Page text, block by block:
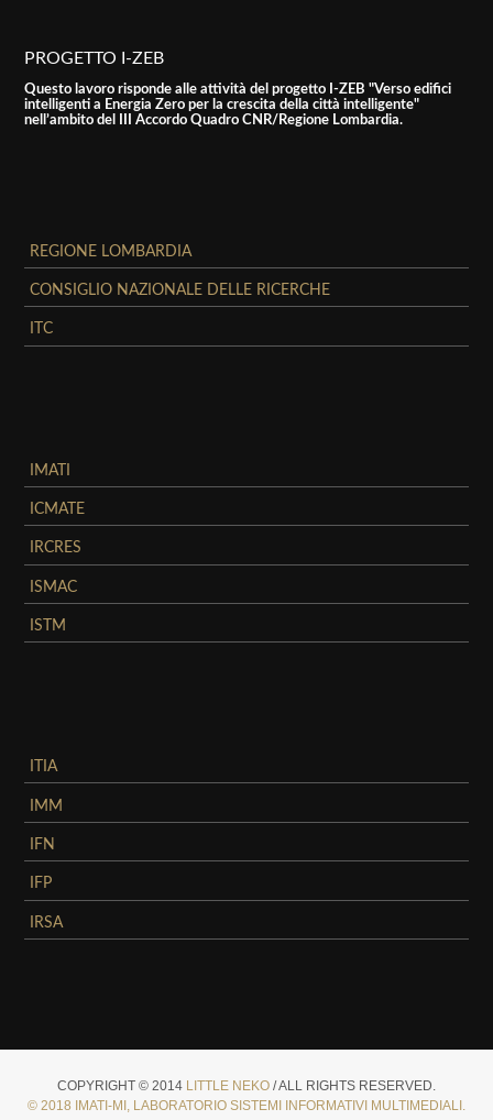
PROGETTO I-ZEB
Questo lavoro risponde alle attività del progetto I-ZEB "Verso edifici
intelligenti a Energia Zero per la crescita della città intelligente"
nell’ambito del III Accordo Quadro CNR/Regione Lombardia.
REGIONE LOMBARDIA
CONSIGLIO NAZIONALE DELLE RICERCHE
ITC
IMATI
ICMATE
IRCRES
ISMAC
ISTM
ITIA
IMM
IFN
IFP
IRSA
COPYRIGHT © 2014 LITTLE NEKO / ALL RIGHTS RESERVED.
© 2018 IMATI-MI, LABORATORIO SISTEMI INFORMATIVI MULTIMEDIALI.